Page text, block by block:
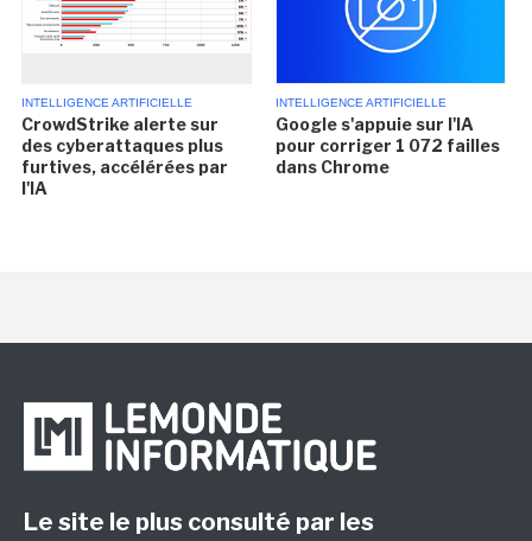
INTELLIGENCE ARTIFICIELLE
CrowdStrike alerte sur
des cyberattaques plus
furtives, accélérées par
l'IA
INTELLIGENCE ARTIFICIELLE
Google s'appuie sur l'IA
pour corriger 1 072 failles
dans Chrome
Le site le plus consulté par les